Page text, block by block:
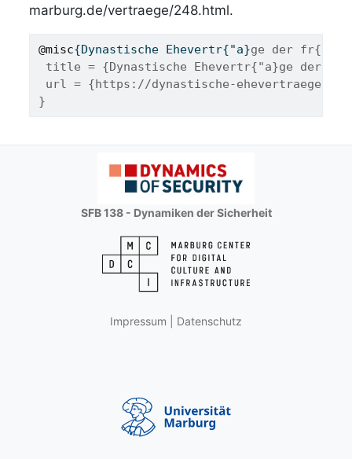
marburg.de/vertraege/248.html.
@misc{Dynastische Ehevertr{"a}ge der
title = {Dynastische Ehevertr{"a}ge der
url = {https://dynastische-
}
SFB 138 - Dynamiken der Sicherheit
Impressum Datenschutz